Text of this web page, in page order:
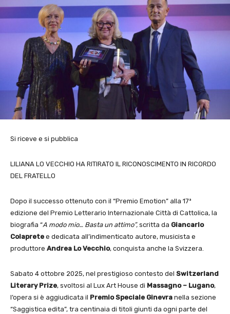
Si riceve e si pubblica
LILIANA LO VECCHIO HA RITIRATO IL RICONOSCIMENTO IN RICORDO
DEL FRATELLO
Dopo il successo ottenuto con il “Premio Emotion” alla 17ª
edizione del Premio Letterario Internazionale Città di Cattolica, la
biografia “A modo mio… Basta un attimo”, scritta da Giancarlo
Colaprete e dedicata all’indimenticato autore, musicista e
produttore Andrea Lo Vecchio, conquista anche la Svizzera.
Sabato 4 ottobre 2025, nel prestigioso contesto del Switzerland
Literary Prize, svoltosi al Lux Art House di Massagno – Lugano,
l’opera si è aggiudicata il Premio Speciale Ginevra nella sezione
“Saggistica edita”, tra centinaia di titoli giunti da ogni parte del